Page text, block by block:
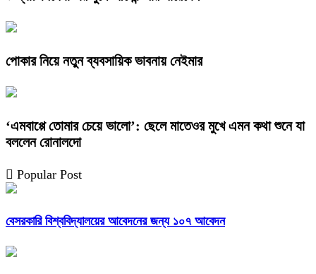
পোকার নিয়ে নতুন ব্যবসায়িক ভাবনায় নেইমার
‘এমবাপ্পে তোমার চেয়ে ভালো’: ছেলে মাতেওর মুখে এমন কথা শুনে যা
বললেন রোনালদো
Popular Post
বেসরকারি বিশ্ববিদ্যালয়ের আবেদনের জন্য ১০৭ আবেদন